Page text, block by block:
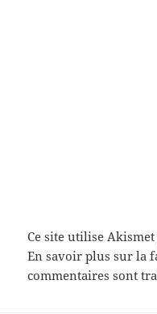
Ce site utilise
En savoir plus sur la
commentaires sont